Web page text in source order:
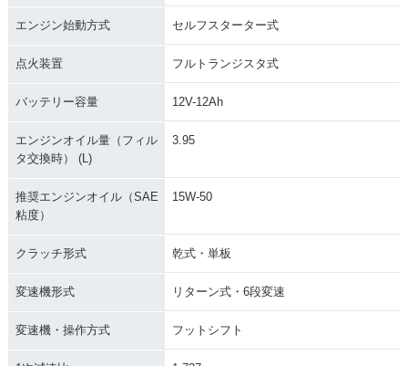
エンジン始動方式 セルフスターター式
点火装置 フルトランジスタ式
バッテリー容量 12V-12Ah
エンジンオイル量（フィル
タ交換時） (L)
3.95
推奨エンジンオイル（SAE
粘度）
15W-50
クラッチ形式 乾式・単板
変速機形式 リターン式・6段変速
変速機・操作方式 フットシフト